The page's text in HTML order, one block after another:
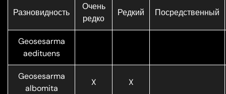
Разновидность
Очень
редко
Редкий Посредственный
Geosesarma
aedituens
Geosesarma
albomita
X X